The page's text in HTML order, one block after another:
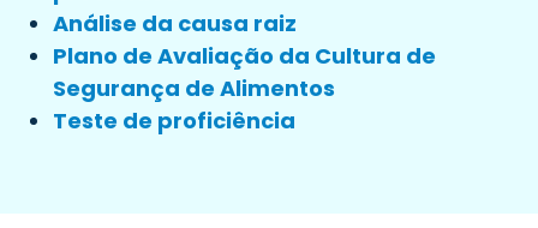
Análise da causa raiz
Plano de Avaliação da Cultura de
Segurança de Alimentos
Teste de proficiência